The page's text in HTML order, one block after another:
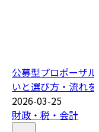
公募型プロポーザ
いと選び方・流れ
2026-03-25
財政・税・会計